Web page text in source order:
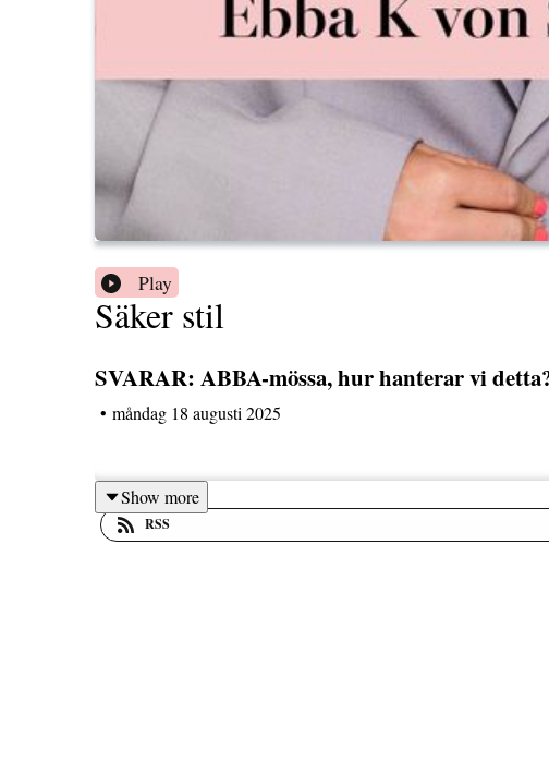
Play
Säker stil
SVARAR: ABBA-mössa, hur hanterar vi
• måndag 18 augusti 2025
Show more
RSS